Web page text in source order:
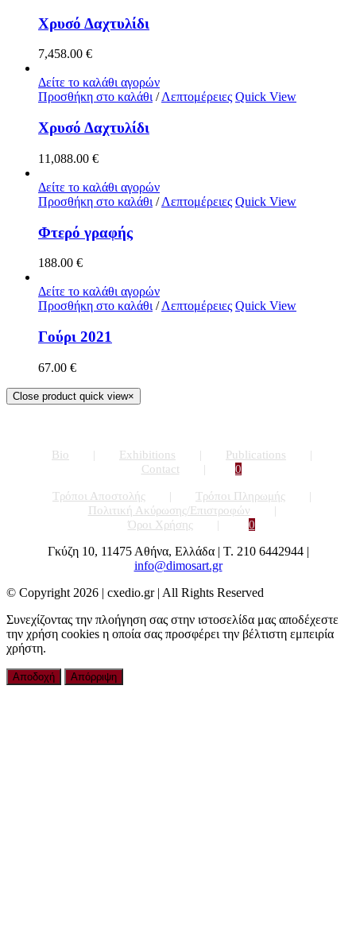
Χρυσό Δαχτυλίδι
7,458.00 €
Δείτε το καλάθι αγορών
Προσθήκη στο καλάθι / Λεπτομέρειες Quick View
Χρυσό Δαχτυλίδι
11,088.00 €
Δείτε το καλάθι αγορών
Προσθήκη στο καλάθι / Λεπτομέρειες Quick View
Φτερό γραφής
188.00 €
Δείτε το καλάθι αγορών
Προσθήκη στο καλάθι / Λεπτομέρειες Quick View
Γούρι 2021
67.00 €
Close product quick view×
Bio Exhibitions
Publications
Contact
0
Τρόποι Αποστολής
Τρόποι Πληρωμής
Πολιτική Ακύρωσης/Επιστροφών
Όροι Χρήσης
0
Γκύζη 10, 11475 Αθήνα, Ελλάδα | Τ. 210 6442944 |
info@dimosart.gr
© Copyright 2026 | cxedio.gr | All Rights Reserved
Συνεχίζοντας την πλοήγηση σας στην ιστοσελίδα μας αποδέχεστε
την χρήση cookies η οποία σας προσφέρει την βέλτιστη εμπειρία
χρήστη.
Αποδοχή Απόρριψη